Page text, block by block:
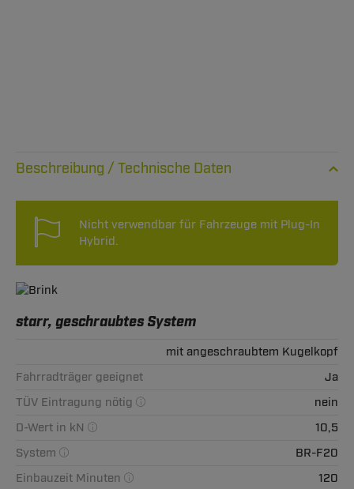
Technische Daten
Nicht verwendbar für Fahrzeuge mit Plug-In
Hybrid.
starr, geschraubtes System
mit angeschraubtem Kugelkopf
Fahrradträger geeignet
Ja
TÜV Eintragung nötig
nein
D-Wert in kN
10,5
System
BR-F20
Einbauzeit Minuten
120